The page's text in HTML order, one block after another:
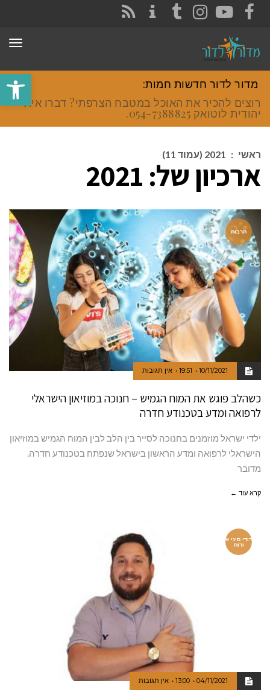
פתח
FACEBOOK
YOUTUBE
INSTAGRAM
TUMBLR
מדור לדור חדשות חמות:
רוצים להכיר את האוכל במטבח הצרפתי? דברו איתי
יהודית לוטואק 054-7388825.
ראשי : 2021 (עמוד 11)
ארכיון של: 2021
תרבות
10/11/2021
19:51 אין תגובות
כשהלב פוגש את המוח הגמיש – חנוכה במוזיאון הישראלי
לרפואה ומדע בטכנודע חדרה
ילדי ישראל מוזמנים בחנוכה לסייר בין הלב לבין המוח הגמיש במוזיאון
הישראלי לרפואה ומדע הראשון בישראל שנפתח בטכנודע חדרה.
מדובר
קרא עוד ←
דודי סיני א
ודות
04/11/2021
13:00 אין תגובות